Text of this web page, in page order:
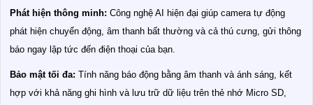
Phát hiện thông minh: Công nghệ AI hiện đại giúp camera tự động
phát hiện chuyển động, âm thanh bất thường và cả thú cưng, gửi thông
báo ngay lập tức đến điện thoại của bạn.
Bảo mật tối đa: Tính năng báo động bằng âm thanh và ánh sáng, kết
hợp với khả năng ghi hình và lưu trữ dữ liệu trên thẻ nhớ Micro SD,